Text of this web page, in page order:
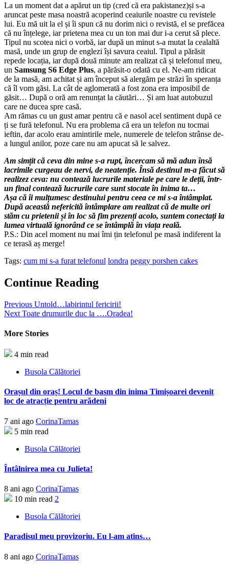
La un moment dat a apărut un tip (cred că era pakistanez)și s-a
aruncat peste masa noastră acoperind ceaiurile noastre cu revistele
lui. Eu mă uit la el și îi spun că nu dorim nici o revistă, el se prefăcea
că nu înțelege, iar prietena mea cu un ton mai dur i-a cerut să plece.
Tipul nu scotea nici o vorbă, iar după un minut s-a mutat la cealaltă
masă, unde un grup de englezi își savura ceaiul. Tipul a părăsit
repede locația, iar după două minute am realizat că și telefonul meu,
un Samsung S6 Edge Plus, a părăsit-o odată cu el. Ne-am ridicat
de la masă, am achitat și am început să alergăm pe străzi în speranța
că îl vom găsi. La cât de aglomerată a fost zona era imposibil de
găsit… După o oră am renunțat la căutări… Și am luat autobuzul
care ne ducea spre casă.
Am rămas cu un gust amar pentru că e nasol acel sentiment după ce
ți se fură telefonul. Nu era problema că era un telefon nu tocmai
ieftin, dar acolo erau amintirile mele, numerele de telefon strânse de-
a lungul anilor, poze care nu am apucat să le salvez.
Am simțit că ceva din mine s-a rupt, încercam să mă adun însă
lacrimile curgeau de nervi, de neatenție. Însă destinul m-a făcut să
realizez ceva: nu contează lucrurile materiale pe care le deții, într-
un final contează lucrurile care sunt stocate în inima ta…
Așa că îi mulțumesc destinului pentru ceea ce mi s-a întâmplat.
După această nefericită întâmplare am realizat că de multe ori
stăm cu prietenii și în loc să fim prezenți acolo, suntem conectați la
lumea virtuală ignorând ce se întâmplă în viața reală.
P.S.: Din acel moment nu mai îmi țin telefonul pe masă indiferent la
ce terasă aș merge!
Tags: cum mi s-a furat telefonul londra peggy porshen cakes
Continue Reading
Previous Untold…labirintul fericirii!
Next Toate drumurile duc la ….Oradea!
More Stories
4 min read
Busola Călătoriei
Orașul din oraș! Locul de basm din inima Timișoarei devenit
loc de atracție pentru arădeni
7 ani ago CorinaTamas
5 min read
Busola Călătoriei
Întâlnirea mea cu Julieta!
8 ani ago CorinaTamas
10 min read 2
Busola Călătoriei
Paradisul meu provizoriu. Eu l-am atins…
8 ani ago CorinaTamas